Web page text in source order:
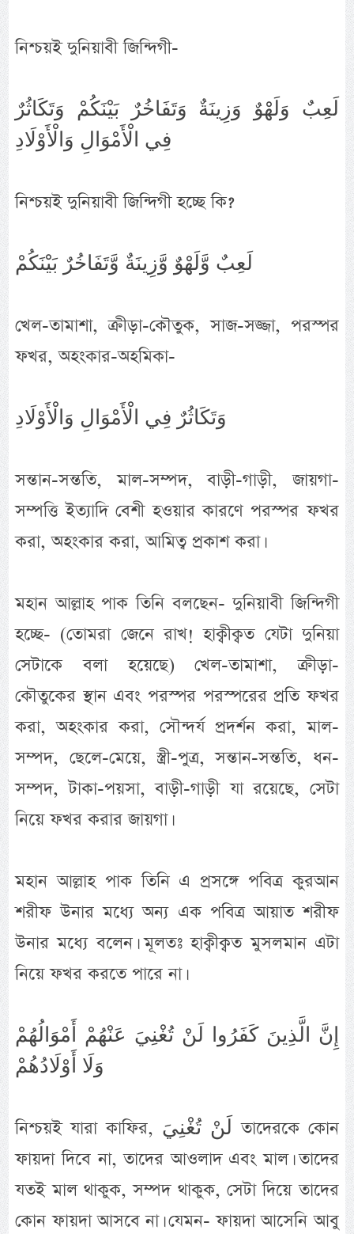
নিশ্চয়ই দুনিয়াবী জিন্দিগী-
لَعِبٌ وَلَهْوٌ وَزِينَةٌ وَتَفَاخُرٌ بَيْنَكُمْ وَتَكَاثُرٌ
فِي الْأَمْوَالِ وَالْأَوْلَادِ
নিশ্চয়ই দুনিয়াবী জিন্দিগী হচ্ছে কি?
لَعِبٌ وَّلَهْوٌ وَّزِينَةٌ وَّتَفَاخُرٌ بَيْنَكُمْ
খেল-তামাশা, ক্রীড়া-কৌতুক, সাজ-সজ্জা, পরস্পর
ফখর, অহংকার-অহমিকা-
وَتَكَاثُرٌ فِي الْأَمْوَالِ وَالْأَوْلَادِ
সন্তান-সন্ততি, মাল-সম্পদ, বাড়ী-গাড়ী, জায়গা-
সম্পত্তি ইত্যাদি বেশী হওয়ার কারণে পরস্পর ফখর
করা, অহংকার করা, আমিত্ব প্রকাশ করা।
মহান আল্লাহ পাক তিনি বলছেন- দুনিয়াবী জিন্দিগী
হচ্ছে- (তোমরা জেনে রাখ! হাক্বীক্বত যেটা দুনিয়া
সেটাকে বলা হয়েছে) খেল-তামাশা, ক্রীড়া-
কৌতুকের স্থান এবং পরস্পর পরস্পরের প্রতি ফখর
করা, অহংকার করা, সৌন্দর্য প্রদর্শন করা, মাল-
সম্পদ, ছেলে-মেয়ে, স্ত্রী-পুত্র, সন্তান-সন্ততি, ধন-
সম্পদ, টাকা-পয়সা, বাড়ী-গাড়ী যা রয়েছে, সেটা
নিয়ে ফখর করার জায়গা।
মহান আল্লাহ পাক তিনি এ প্রসঙ্গে পবিত্র কুরআন
শরীফ উনার মধ্যে অন্য এক পবিত্র আয়াত শরীফ
উনার মধ্যে বলেন। মূলতঃ হাক্বীক্বত মুসলমান এটা
নিয়ে ফখর করতে পারে না।
إِنَّ الَّذِينَ كَفَرُوا لَنْ تُغْنِيَ عَنْهُمْ أَمْوَالُهُمْ
وَلَا أَوْلَادُهُمْ
নিশ্চয়ই যারা কাফির, لَنْ تُغْنِيَ তাদেরকে কোন
ফায়দা দিবে না, তাদের আওলাদ এবং মাল। তাদের
যতই মাল থাকুক, সম্পদ থাকুক, সেটা দিয়ে তাদের
কোন ফায়দা আসবে না। যেমন- ফায়দা আসেনি আবু